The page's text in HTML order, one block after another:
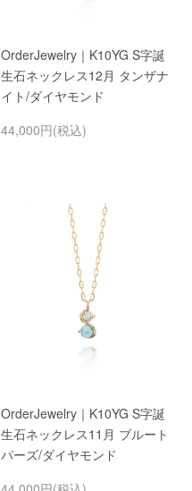
OrderJewelry｜K10YG S字誕
生石ネックレス12月 タンザナ
イト/ダイヤモンド
44,000円(税込)
OrderJewelry｜K10YG S字誕
生石ネックレス11月 ブルート
パーズ/ダイヤモンド